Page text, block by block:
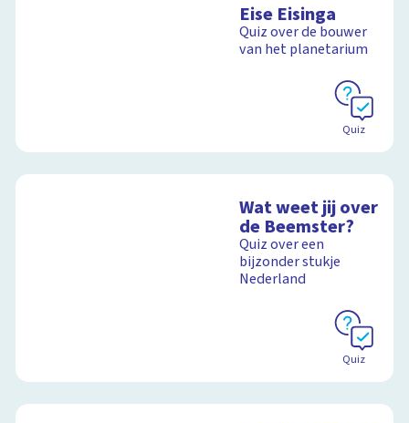
Eise Eisinga
Quiz over de bouwer
van het planetarium
Quiz
Wat weet jij over
de Beemster?
Quiz over een
bijzonder stukje
Nederland
Quiz